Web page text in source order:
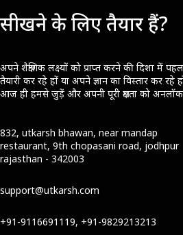
सीखने के लिए तैयार हैं?
अपने शैक्षणिक लक्ष्यों को प्राप्त करने की दिशा में
तैयारी कर रहे हों या अपने ज्ञान का विस्तार कर
आज ही हमसे जुड़ें और अपनी पूरी क्षमता को
832, utkarsh bhawan, near mandap
restaurant, 9th chopasani road, jodhpur
rajasthan - 342003
support@utkarsh.com
+91-9116691119, +91-9829213213